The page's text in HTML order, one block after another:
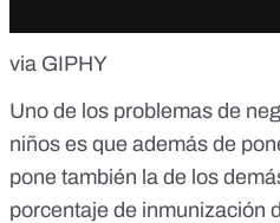
via GIPHY
Uno de los problemas de
niños es que además de
pone también la de los
porcentaje de inmunización